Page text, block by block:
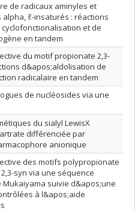
de radicaux aminyles et
ℓ-insaturés : réactions
et de
en tandem
du motif propionate 2,3-
d&apos;aldolisation de
radicalaire en tandem
de nucléosides via une
du sialyl LewisX
différenciée par
anionique
des motifs polypropionate
syn via une séquence
suivie d&apos;une
à l&apos;aide